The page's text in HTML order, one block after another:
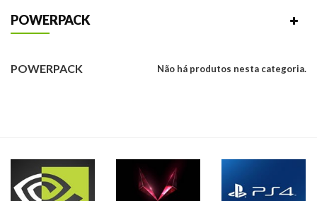
POWERPACK
POWERPACK Não há produtos nesta categoria.